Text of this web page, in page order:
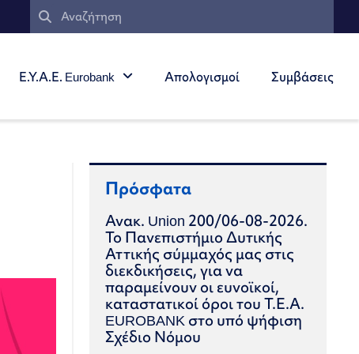
Ε.Υ.Α.Ε. Eurobank Απολογισμοί Συμβάσεις
Πρόσφατα
Ανακ. Union 200/06-08-2026.
Το Πανεπιστήμιο Δυτικής
Αττικής σύμμαχός μας στις
διεκδικήσεις, για να
παραμείνουν οι ευνοϊκοί,
καταστατικοί όροι του Τ.Ε.Α.
EUROBANK στο υπό ψήφιση
Σχέδιο Νόμου